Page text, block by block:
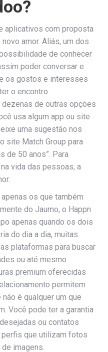
aplicativos com proposta
amor. Aliás, um dos
de conhecer
poder conversar e
os gostos e interesses
o encontro
de outras opções
usa algum app ou site
uma sugestão nos
site Match Group para
de 50 anos”. Para
vida das pessoas, a
os que também
do Jaumo, o Happn
apenas quando os dois
do dia a dia, muitas
plataformas para buscar
ou até mesmo
premium oferecidas
permitem
é qualquer um que
Você pode ter a garantia
ou contatos
perfis que utilizam fotos
imagens.